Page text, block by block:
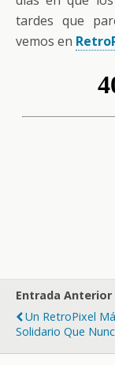
tardes que
vemos en
Entrada Anterior
Un RetroPixel
Solidario Que